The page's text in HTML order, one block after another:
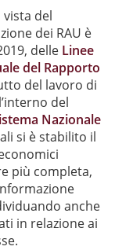
del
dei RAU è
delle Linee
del Rapporto
del lavoro di
del
Nazionale
si è stabilito il
più completa,
anche
in relazione ai